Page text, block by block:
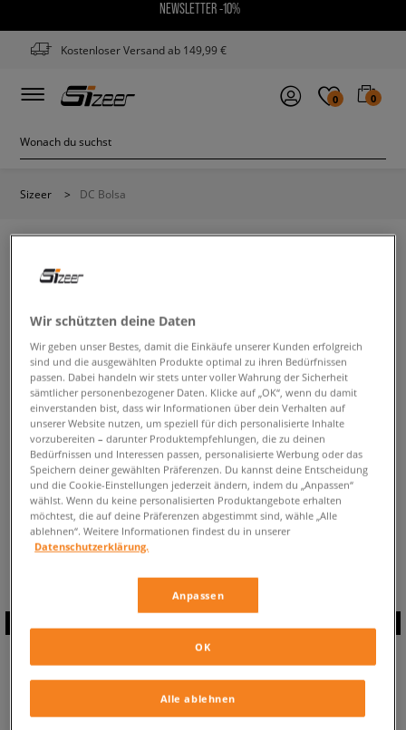
NEWSLETTER -10%
Kostenloser Versand ab 149,99 €
0 0
Sizeer > DC Bolsa
Ändere den Suchbegriff. Versuche, weniger Filter zu
verwenden.
ZURÜCK ZUM SHOP
Aktuell schaust du:DC BolsaBadeschuhe ✔️ für Herren
Verfügbare Anzahl:0
ABONNIERE UNSEREN
NEWSLETTER
Wir schützten deine Daten
Wir geben unser Bestes, damit die Einkäufe unserer Kunden erfolgreich
sind und die ausgewählten Produkte optimal zu ihren Bedürfnissen
passen. Dabei handeln wir stets unter voller Wahrung der Sicherheit
sämtlicher personenbezogener Daten. Klicke auf „OK“, wenn du damit
einverstanden bist, dass wir Informationen über dein Verhalten auf
unserer Website nutzen, um speziell für dich personalisierte Inhalte
vorzubereiten – darunter Produktempfehlungen, die zu deinen
Bedürfnissen und Interessen passen, personalisierte Werbung oder das
Speichern deiner gewählten Präferenzen. Du kannst deine Entscheidung
und die Cookie-Einstellungen jederzeit ändern, indem du „Anpassen“
wählst. Wenn du keine personalisierten Produktangebote erhalten
möchtest, die auf deine Präferenzen abgestimmt sind, wähle „Alle
ablehnen“. Weitere Informationen findest du in unserer
Datenschutzerklärung.
Anpassen
Alle ablehnen
OK